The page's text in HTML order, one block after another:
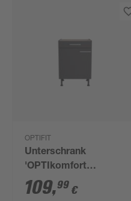
OPTIFIT
Unterschrank
'OPTIkomfort
Ingvar420' anthrazit
matt 60 x 87 x 58,4
109,99 €